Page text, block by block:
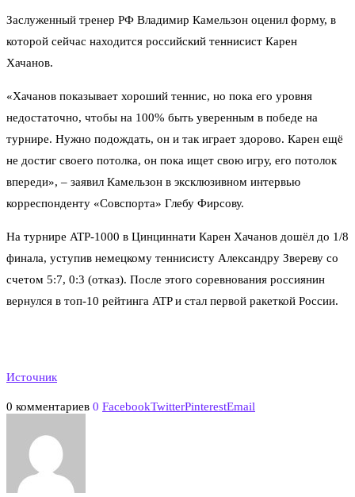
Заслуженный тренер РФ Владимир Камельзон оценил форму, в
которой сейчас находится российский теннисист Карен
Хачанов.
«Хачанов показывает хороший теннис, но пока его уровня
недостаточно, чтобы на 100% быть уверенным в победе на
турнире. Нужно подождать, он и так играет здорово. Карен ещё
не достиг своего потолка, он пока ищет свою игру, его потолок
впереди», – заявил Камельзон в эксклюзивном интервью
корреспонденту «Совспорта» Глебу Фирсову.
На турнире ATP-1000 в Цинциннати Карен Хачанов дошёл до 1/8
финала, уступив немецкому теннисисту Александру Звереву со
счетом 5:7, 0:3 (отказ). После этого соревнования россиянин
вернулся в топ-10 рейтинга ATP и стал первой ракеткой России.
Источник
0 комментариев 0 FacebookTwitterPinterestEmail